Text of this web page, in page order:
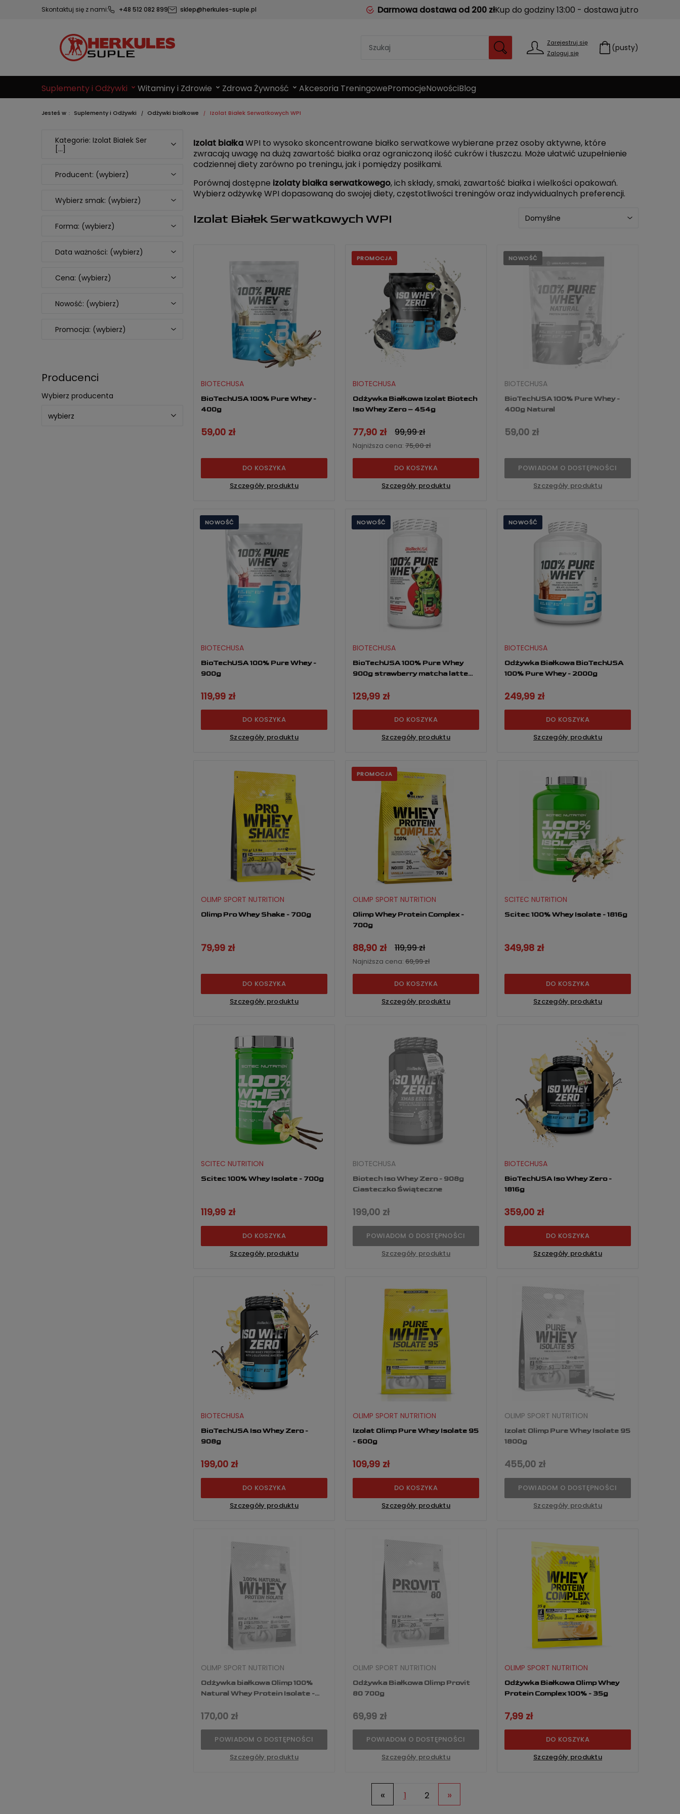
Skontaktuj się z nami: +48 512 082 899 sklep@herkules-suple.pl Darmowa dostawa od 200 złKup do godziny 13:00 - dostawa jutro
(pusty)
Zarejestruj się
Zaloguj się
Suplementy i Odżywki Witaminy i Zdrowie Zdrowa Żywność Akcesoria TreningowePromocjeNowościBlog
Jesteś w Suplementy i Odżywki Odżywki białkowe Izolat Białek Serwatkowych WPI
Kategorie: Izolat Białek Ser
[...]
Producent: (wybierz)
Wybierz smak: (wybierz)
Forma: (wybierz)
Data ważności: (wybierz)
Cena: (wybierz)
Nowość: (wybierz)
Promocja: (wybierz)
Producenci
Wybierz producenta
Izolat białkaWPI to wysoko skoncentrowane białko serwatkowe wybierane przez osoby aktywne, które
zwracają uwagę na dużą zawartość białka oraz ograniczoną ilość cukrów i tłuszczu. Może ułatwić uzupełnienie
codziennej diety zarówno po treningu, jak i pomiędzy posiłkami.
Porównaj dostępne izolaty białka serwatkowego, ich składy, smaki, zawartość białka i wielkości opakowań.
Wybierz odżywkę WPI dopasowaną do swojej diety, częstotliwości treningów oraz indywidualnych preferencji.
Izolat Białek Serwatkowych WPI
BioTechUSA 100% Pure Whey -
400g
BIOTECHUSA
59,00 zł
DO KOSZYKA
Szczegóły produktu
Odżywka Białkowa Izolat Biotech
Iso Whey Zero – 454g
BIOTECHUSA
77,90 zł 99,99 zł
Najniższa cena: 75,00 zł
DO KOSZYKA
Szczegóły produktu
PROMOCJA
BioTechUSA 100% Pure Whey -
400g Natural
BIOTECHUSA
59,00 zł
POWIADOM O DOSTĘPNOŚCI
Szczegóły produktu
NOWOŚĆ
BioTechUSA 100% Pure Whey -
900g
BIOTECHUSA
119,99 zł
DO KOSZYKA
Szczegóły produktu
NOWOŚĆ
BioTechUSA 100% Pure Whey
900g strawberry matcha latte
BIOTECHUSA
129,99 zł
DO KOSZYKA
Szczegóły produktu
NOWOŚĆ
Odżywka Białkowa BioTechUSA
100% Pure Whey - 2000g
BIOTECHUSA
249,99 zł
DO KOSZYKA
Szczegóły produktu
NOWOŚĆ
Olimp Pro Whey Shake - 700g
OLIMP SPORT NUTRITION
79,99 zł
DO KOSZYKA
Szczegóły produktu
Olimp Whey Protein Complex -
700g
OLIMP SPORT NUTRITION
88,90 zł 119,99 zł
Najniższa cena: 69,99 zł
DO KOSZYKA
Szczegóły produktu
PROMOCJA
Scitec 100% Whey Isolate - 1816g
SCITEC NUTRITION
349,98 zł
DO KOSZYKA
Szczegóły produktu
Scitec 100% Whey Isolate - 700g
SCITEC NUTRITION
119,99 zł
DO KOSZYKA
Szczegóły produktu
Biotech Iso Whey Zero - 908g
Ciasteczko Świąteczne
BIOTECHUSA
199,00 zł
POWIADOM O DOSTĘPNOŚCI
Szczegóły produktu
BioTechUSA Iso Whey Zero -
1816g
BIOTECHUSA
359,00 zł
DO KOSZYKA
Szczegóły produktu
BioTechUSA Iso Whey Zero -
908g
BIOTECHUSA
199,00 zł
DO KOSZYKA
Szczegóły produktu
Izolat Olimp Pure Whey Isolate 95
- 600g
OLIMP SPORT NUTRITION
109,99 zł
DO KOSZYKA
Szczegóły produktu
Izolat Olimp Pure Whey Isolate 95
1800g
OLIMP SPORT NUTRITION
455,00 zł
POWIADOM O DOSTĘPNOŚCI
Szczegóły produktu
Odżywka białkowa Olimp 100%
Natural Whey Protein Isolate -
OLIMP SPORT NUTRITION
170,00 zł
POWIADOM O DOSTĘPNOŚCI
Szczegóły produktu
Odżywka Białkowa Olimp Provit
80 700g
OLIMP SPORT NUTRITION
69,99 zł
POWIADOM O DOSTĘPNOŚCI
Szczegóły produktu
Odżywka Białkowa Olimp Whey
Protein Complex 100% - 35g
OLIMP SPORT NUTRITION
7,99 zł
DO KOSZYKA
Szczegóły produktu
« 1 2 »